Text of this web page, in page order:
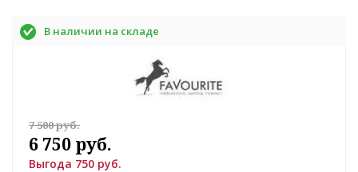
В наличии на складе
7 500 руб.
6 750 руб.
Выгода 750 руб.